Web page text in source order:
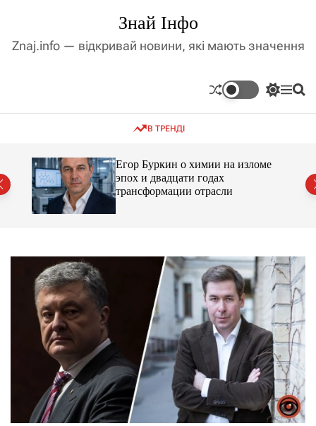
д
і
с
Знай Інфо
Znaj.info — відкривай новини, які мають значення
П
к
р
о
в
о
г
о
р
е
ж
и
м
М П
В ТРЕНДІ
Егор Буркин о химии на изломе
эпох и двадцати годах
трансформации отрасли